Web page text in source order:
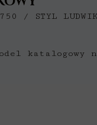
/ STYL
katalogowy